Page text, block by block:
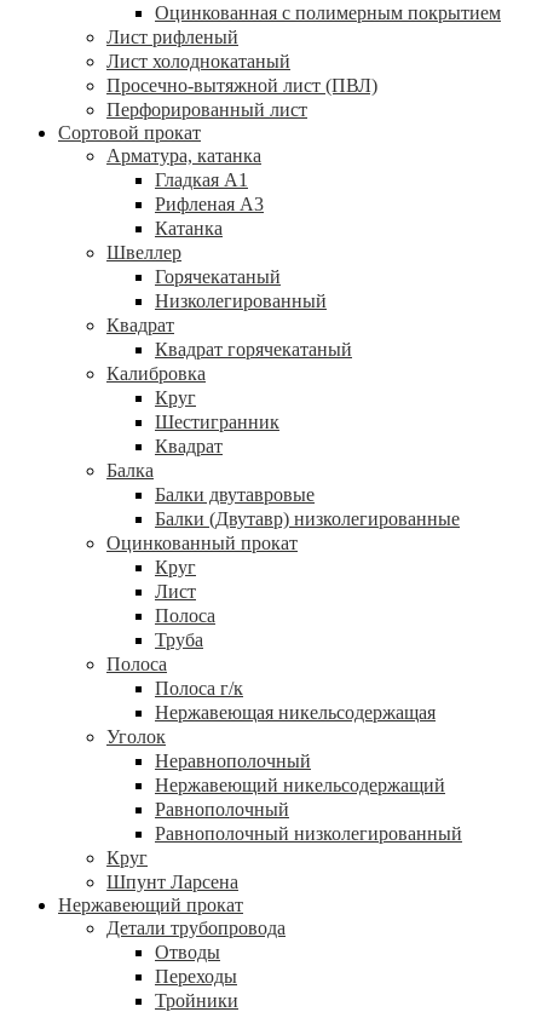
Оцинкованная с полимерным покрытием
Лист рифленый
Лист холоднокатаный
Просечно-вытяжной лист (ПВЛ)
Перфорированный лист
Сортовой прокат
Арматура, катанка
Гладкая А1
Рифленая А3
Катанка
Швеллер
Горячекатаный
Низколегированный
Квадрат
Квадрат горячекатаный
Калибровка
Круг
Шестигранник
Квадрат
Балка
Балки двутавровые
Балки (Двутавр) низколегированные
Оцинкованный прокат
Круг
Лист
Полоса
Труба
Полоса
Полоса г/к
Нержавеющая никельсодержащая
Уголок
Неравнополочный
Нержавеющий никельсодержащий
Равнополочный
Равнополочный низколегированный
Круг
Шпунт Ларсена
Нержавеющий прокат
Детали трубопровода
Отводы
Переходы
Тройники